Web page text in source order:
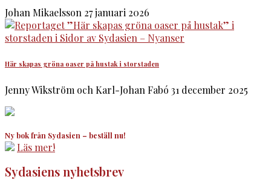
Johan Mikaelsson 27 januari 2026
Här skapas gröna oaser på hustak i storstaden
Jenny Wikström och Karl-Johan Fabó 31 december 2025
Ny bok från Sydasien – beställ nu!
Läs mer!
Sydasiens nyhetsbrev